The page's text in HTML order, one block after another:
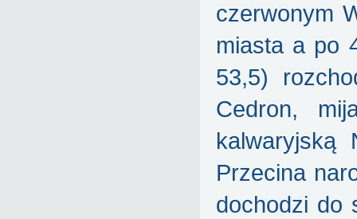
czerwonym
miasta a po
53,5)
Cedron,
kalwaryjską
Przecina
dochodzi do